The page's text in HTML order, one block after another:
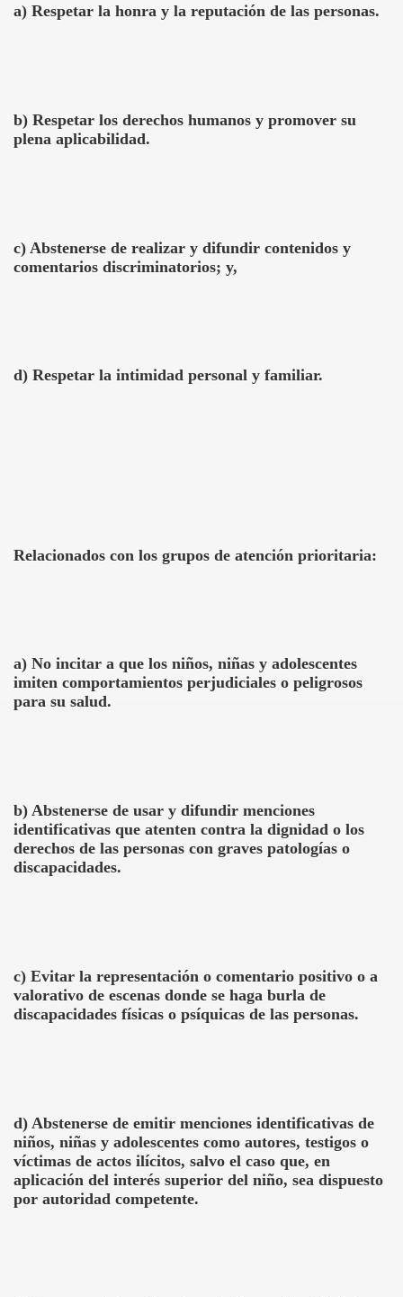
a) Respetar la honra y la reputación de las personas.
b) Respetar los derechos humanos y promover su
plena aplicabilidad.
c) Abstenerse de realizar y difundir contenidos y
comentarios discriminatorios; y,
d) Respetar la intimidad personal y familiar.
Relacionados con los grupos de atención prioritaria:
a) No incitar a que los niños, niñas y adolescentes
imiten comportamientos perjudiciales o peligrosos
para su salud.
b) Abstenerse de usar y difundir menciones
identificativas que atenten contra la dignidad o los
derechos de las personas con graves patologías o
discapacidades.
c) Evitar la representación o comentario positivo o a
valorativo de escenas donde se haga burla de
discapacidades físicas o psíquicas de las personas.
d) Abstenerse de emitir menciones identificativas de
niños, niñas y adolescentes como autores, testigos o
víctimas de actos ilícitos, salvo el caso que, en
aplicación del interés superior del niño, sea dispuesto
por autoridad competente.